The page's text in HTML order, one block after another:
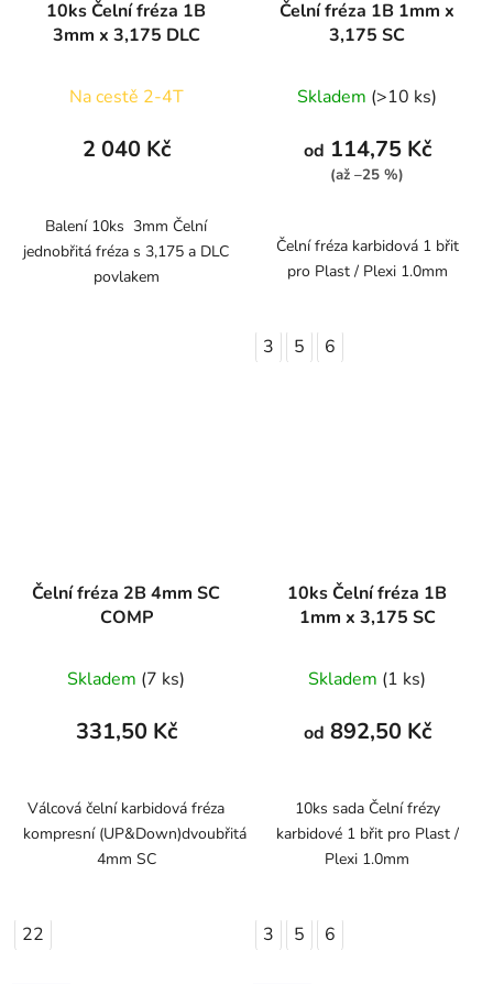
10ks Čelní fréza 1B
3mm x 3,175 DLC
Na cestě 2-4T
2 040 Kč
Balení 10ks 3mm Čelní
jednobřitá fréza s 3,175 a DLC
povlakem
Čelní fréza 1B 1mm x
3,175 SC
Skladem (>10 ks)
od 114,75 Kč
(až –25 %)
Čelní fréza karbidová 1 břit
pro Plast / Plexi 1.0mm
3 5 6
Čelní fréza 2B 4mm SC
COMP
Skladem (7 ks)
331,50 Kč
Válcová čelní karbidová fréza
kompresní (UP&Down)dvoubřitá
4mm SC
22
10ks Čelní fréza 1B
1mm x 3,175 SC
Skladem (1 ks)
od 892,50 Kč
10ks sada Čelní frézy
karbidové 1 břit pro Plast /
Plexi 1.0mm
3 5 6